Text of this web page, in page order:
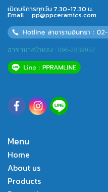
เปิดบริการทุกวัน 7.30-17.30 น.
Email : pp@ppceramics.com
สาขาบางบัวทอง : 096-2839952
Menu
Home
About us
Products